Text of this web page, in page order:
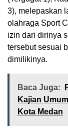
3), melepaskan
olahraga Sport
izin dari dirinya
tersebut sesuai
dimilikinya.
Baca Juga:
Kajian
Kota Medan